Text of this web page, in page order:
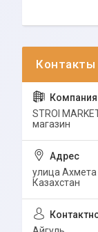
STROI
магазин
улица
Казахстан